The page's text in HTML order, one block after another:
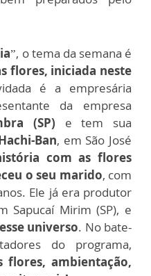
”, o tema da semana é
flores, iniciada neste
é a empresária
da empresa
(SP) e tem sua
Ban, em São José
com as flores
o seu marido, com
Ele já era produtor
Sapucaí Mirim (SP), e
universo. No bate-
do programa,
flores, ambientação,